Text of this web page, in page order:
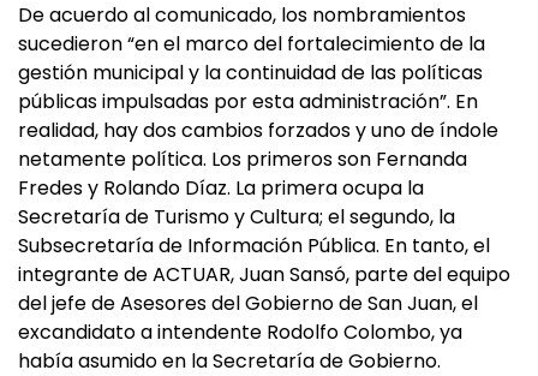
De acuerdo al comunicado, los nombramientos
sucedieron “en el marco del fortalecimiento de la
gestión municipal y la continuidad de las políticas
públicas impulsadas por esta administración”. En
realidad, hay dos cambios forzados y uno de índole
netamente política. Los primeros son Fernanda
Fredes y Rolando Díaz. La primera ocupa la
Secretaría de Turismo y Cultura; el segundo, la
Subsecretaría de Información Pública. En tanto, el
integrante de ACTUAR, Juan Sansó, parte del equipo
del jefe de Asesores del Gobierno de San Juan, el
excandidato a intendente Rodolfo Colombo, ya
había asumido en la Secretaría de Gobierno.